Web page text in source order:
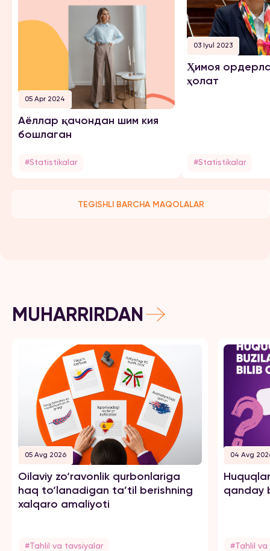
05 Apr 2024
Аёллар қачондан шим кия
бошлаган
#Statistikalar
03 Iyul 2023
Ҳимоя
ҳолат
#Statistikalar
TEGISHLI BARCHA MAQOLALAR
MUHARRIRDAN
05 Avg 2026
Oilaviy zo‘ravonlik qurbonlariga
haq to‘lanadigan ta’til berishning
xalqaro amaliyoti
#Tahlil va tavsiyalar
04 Avg
qanday
#Tahlil